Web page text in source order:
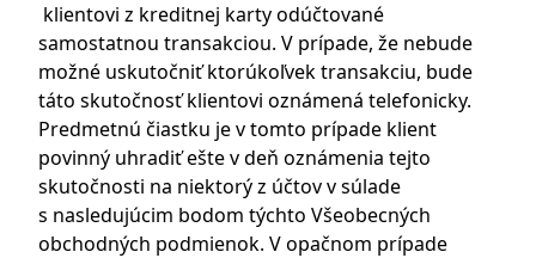
klientovi z kreditnej karty odúčtované
samostatnou transakciou. V prípade, že nebude
možné uskutočniť ktorúkoľvek transakciu, bude
táto skutočnosť klientovi oznámená telefonicky.
Predmetnú čiastku je v tomto prípade klient
povinný uhradiť ešte v deň oznámenia tejto
skutočnosti na niektorý z účtov v súlade
s nasledujúcim bodom týchto Všeobecných
obchodných podmienok. V opačnom prípade